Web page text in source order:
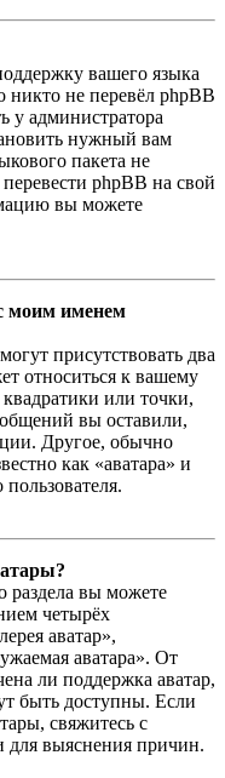
вашего языка
не перевёл phpBB
у администратора
нужный вам
пакета не
phpBB на свой
вы можете
моим именем
присутствовать два
относиться к вашему
или точки,
вы оставили,
Другое, обычно
как «аватара» и
раздела вы можете
четырёх
аватар»,
аватара». От
ли поддержка аватар,
быть доступны. Если
свяжитесь с
для выяснения причин.